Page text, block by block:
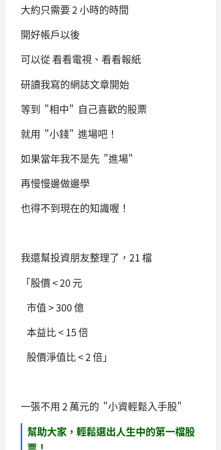
大約只需要 2 小時的時間
開好帳戶以後
可以從 看看電視、看看報紙
研讀我寫的網誌文章開始
等到 "相中" 自己喜歡的股票
就用 "小錢" 進場吧！
如果當年我不是先 "進場"
再慢慢邊做邊學
也得不到現在的知識喔！
我還幫投資朋友整理了，21 檔
「股價 < 20 元
市值 > 300 億
本益比 < 15 倍
股價淨值比 < 2 倍」
一張不用 2 萬元的 "小資輕鬆入手股"
幫助大家，輕鬆選出人生中的第一檔股